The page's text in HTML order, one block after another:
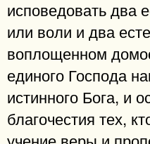
исповедовать два
или воли и два
воплощенном
единого Господа
истинного Бога, и
благочестия тех,